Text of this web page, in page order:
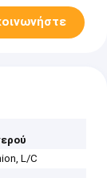
L/C